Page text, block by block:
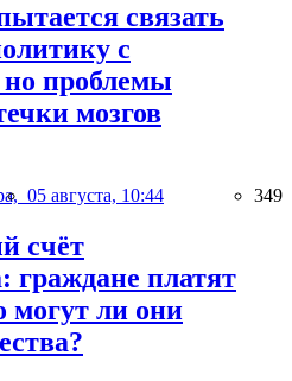
связать
с
но проблемы
мозгов
05 августа, 10:44 349
счёт
граждане платят
могут ли они